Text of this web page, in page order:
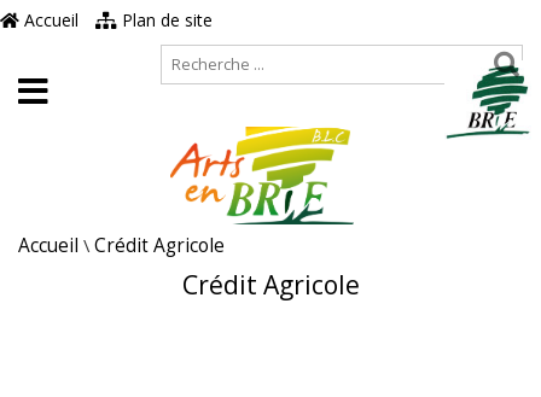
Accueil Plan de site
Accueil \ Crédit Agricole
Crédit Agricole